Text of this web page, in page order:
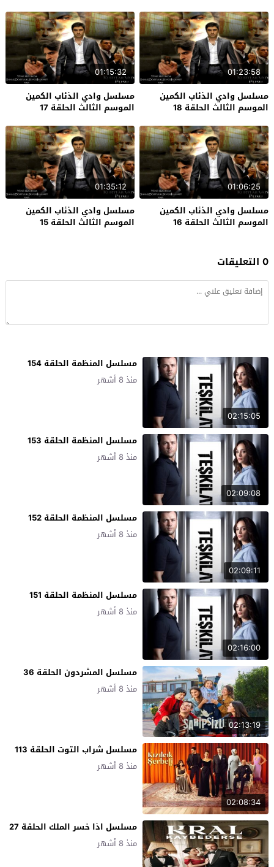
01:23:58
مسلسل وادي الذئاب الكمين
الموسم الثالث الحلقة 18
01:15:32
مسلسل وادي الذئاب الكمين
الموسم الثالث الحلقة 17
01:06:25
مسلسل وادي الذئاب الكمين
الموسم الثالث الحلقة 16
01:35:12
مسلسل وادي الذئاب الكمين
الموسم الثالث الحلقة 15
0 التعليقات
02:15:05
مسلسل المنظمة الحلقة 154
منذ 8 أشهر
02:09:08
مسلسل المنظمة الحلقة 153
منذ 8 أشهر
02:09:11
مسلسل المنظمة الحلقة 152
منذ 8 أشهر
02:16:00
مسلسل المنظمة الحلقة 151
منذ 8 أشهر
02:13:19
مسلسل المشردون الحلقة 36
منذ 8 أشهر
02:08:34
مسلسل شراب التوت الحلقة 113
منذ 8 أشهر
مسلسل اذا خسر الملك الحلقة 27
منذ 8 أشهر